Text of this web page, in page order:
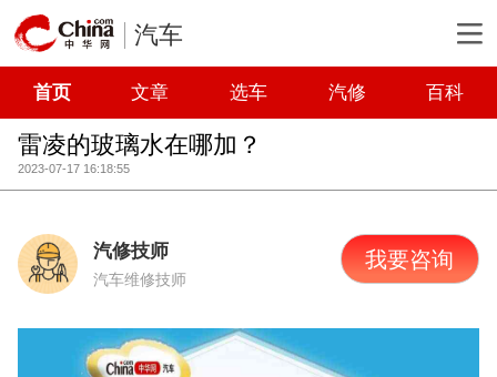
汽车
首页 文章 选车 汽修 百科
雷凌的玻璃水在哪加？
2023-07-17 16:18:55
汽修技师
汽车维修技师
我要咨询